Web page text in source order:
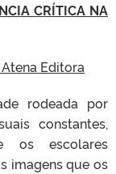
CRÍTICA NA
rodeada por
constantes,
os escolares
imagens que os